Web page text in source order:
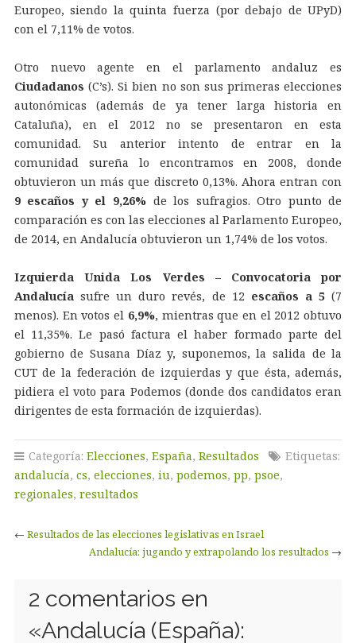
Europeo, siendo la quinta fuerza (por debajo de UPyD)
con el 7,11% de votos.
Otro nuevo agente en el parlamento andaluz es
Ciudadanos (C’s). Si bien no son sus primeras elecciones
autonómicas (además de ya tener larga historia en
Cataluña), en el 2012 no se presentaron en esta
comunidad. Su anterior intento de entrar en la
comunidad sureña lo encontramos en 2008, donde
obtuvieron un más que discreto 0,13%. Ahora entran con
9 escaños y el 9,26%de los sufragios. Otro punto de
comparación es con las elecciones al Parlamento Europeo,
de 2014, en Andalucía obtuvieron un 1,74% de los votos.
Izquierda Unida Los Verdes – Convocatoria por
Andalucíasufre un duro revés, de 12 escaños a 5 (7
menos). En votos el 6,9%, mientras que en el 2012 obtuvo
el 11,35%. Le pasó factura el haber formado parte del
gobierno de Susana Díaz y, suponemos, la salida de la
CUT de la federación de izquierdas y que ésta, además,
pidiera el voto para Podemos (donde dos candidatos eran
dirigentes de esta formación de izquierdas).
Categoría: Elecciones, España, Resultados
Etiquetas:
andalucía, cs, elecciones, iu, podemos, pp, psoe,
regionales, resultados
← Resultados de las elecciones legislativas en Israel
Andalucía: jugando y extrapolando los resultados →
2 comentarios en
«Andalucía (España):